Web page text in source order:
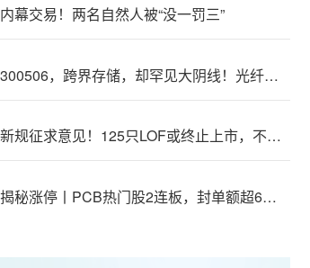
内幕交易！两名自然人被“没一罚三”
300506，跨界存储，却罕见大阴线！光纤需求激增，稀土细分原料，火了
新规征求意见！125只LOF或终止上市，不影响基金正常投资运作
揭秘涨停丨PCB热门股2连板，封单额超6亿元